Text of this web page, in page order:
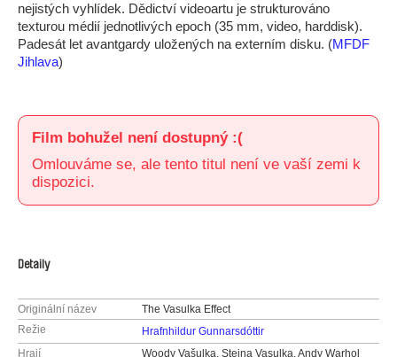
nejistých vyhlídek. Dědictví videoartu je strukturováno
texturou médií jednotlivých epoch (35 mm, video, harddisk).
Padesát let avantgardy uložených na externím disku. (MFDF
Jihlava)
Film bohužel není dostupný :(
Omlouváme se, ale tento titul není ve vaší zemi k
dispozici.
Detaily
Originální název
The Vasulka Effect
Režie
Hrafnhildur Gunnarsdóttir
Hrají
Woody Vašulka, Steina Vasulka, Andy Warhol